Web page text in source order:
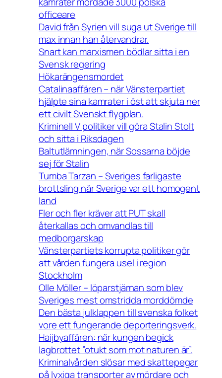
officeare
David från Syrien vill suga ut Sverige till
max innan han återvandrar.
Snart kan marxismen bödlar sitta i en
Svensk regering
Hökarängensmordet
Catalinaaffären – när Vänsterpartiet
hjälpte sina kamrater i öst att skjuta ner
ett civilt Svenskt flygplan.
Kriminell V politiker vill göra Stalin Stolt
och sitta i Riksdagen
Baltutlämningen, när Sossarna böjde
sej för Stalin
Tumba Tarzan – Sveriges farligaste
brottsling när Sverige var ett homogent
land
Fler och fler kräver att PUT skall
återkallas och omvandlas till
medborgarskap
Vänsterpartiets korrupta politiker gör
att vården fungera usel i region
Stockholm
Olle Möller – löparstjärnan som blev
Sveriges mest omstridda morddömde
Den bästa julklappen till svenska folket
vore ett fungerande deporteringsverk.
Haijbyaffären: när kungen begick
lagbrottet ”otukt som mot naturen är”.
Kriminalvården slösar med skattepegar
på lyxiga transporter av mördare och